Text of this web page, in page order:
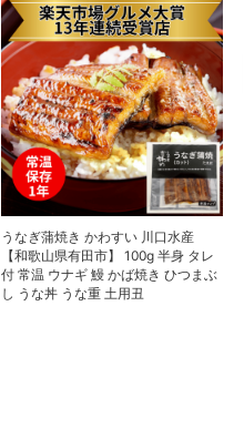
うなぎ蒲焼き かわすい 川口水産
【和歌山県有田市】 100g 半身 タレ
付 常温 ウナギ 鰻 かば焼き ひつまぶ
し うな丼 うな重 土用丑